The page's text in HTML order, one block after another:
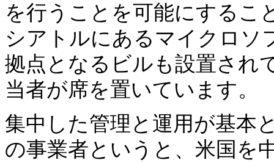
を行うことを可能にするこ
シアトルにあるマイクロソ
拠点となるビルも設置され
当者が席を置いています。
集中した管理と運用が基本
の事業者というと、米国を